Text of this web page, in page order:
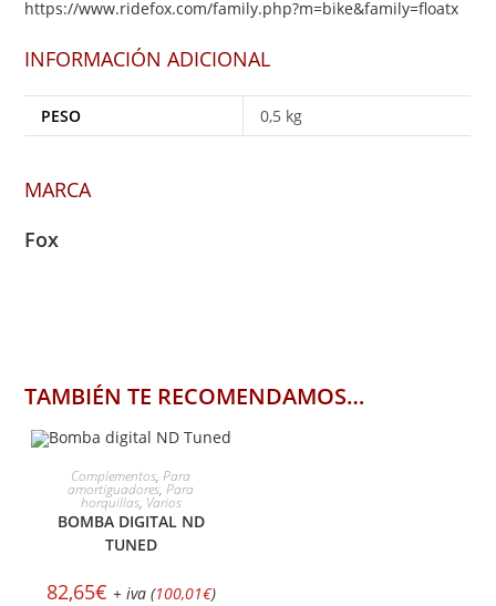
https://www.ridefox.com/family.php?m=bike&family=floatx
INFORMACIÓN ADICIONAL
PESO 0,5 kg
MARCA
Fox
TAMBIÉN TE RECOMENDAMOS…
AÑADIR AL CARRITO
Complementos,Para
amortiguadores,Para
horquillas, Varios
BOMBA DIGITAL ND
TUNED
82,65€ + iva (100,01€)